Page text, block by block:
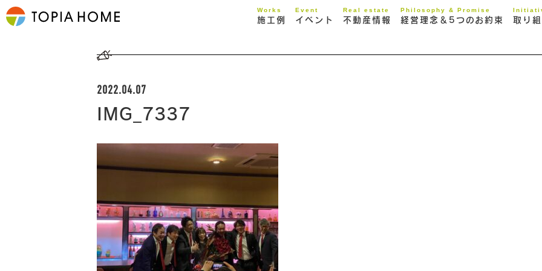
Works
施工例
Event
イベント
Real estate
不動産情報
Philosophy & Promise
経営理念＆5つのお約束 取り
2022.04.07
IMG_7337